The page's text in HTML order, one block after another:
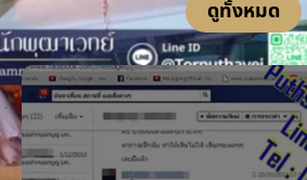
ดูทั้งหมด